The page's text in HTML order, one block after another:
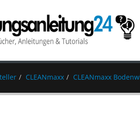
CLEANmaxx CLEANmaxx